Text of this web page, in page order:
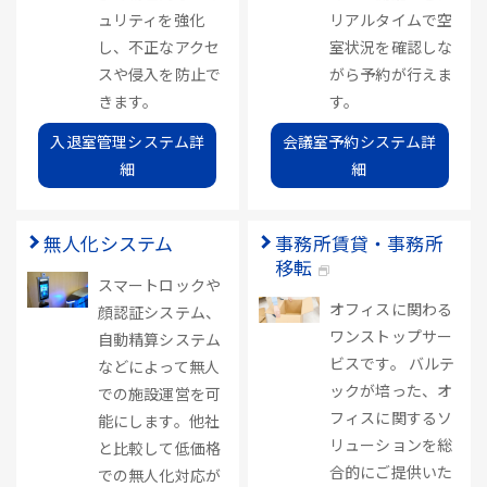
ュリティを強化
し、不正なアクセ
スや侵入を防止で
きます。
入退室管理システム詳
細
リアルタイムで空
室状況を確認しな
がら予約が行えま
す。
会議室予約システム詳
細
無人化システム
スマートロックや
顔認証システム、
自動精算システム
などによって無人
での施設運営を可
能にします。他社
と比較して低価格
での無人化対応が
事務所賃貸・事務所
移転
オフィスに関わる
ワンストップサー
ビスです。 バルテ
ックが培った、オ
フィスに関するソ
リューションを総
合的にご提供いた